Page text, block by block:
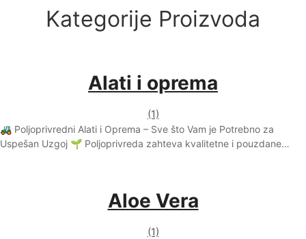
Kategorije Proizvoda
Alati i oprema
(1)
🚜 Poljoprivredni Alati i Oprema – Sve što Vam je Potrebno za
Uspešan Uzgoj 🌱 Poljoprivreda zahteva kvalitetne i pouzdane…
Aloe Vera
(1)